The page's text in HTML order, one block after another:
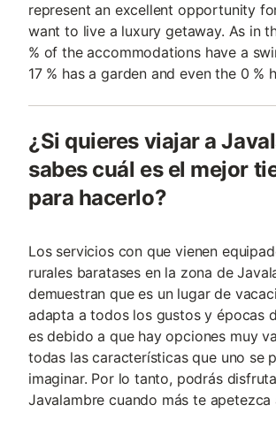
represent an excellent opportunity
want to live a luxury getaway. As in
% of the accommodations have a
17 % has a garden and even the 0 %
¿Si quieres viajar a
sabes cuál es el mejor
para hacerlo?
Los servicios con que vienen
rurales baratases en la zona de
demuestran que es un lugar de
adapta a todos los gustos y épocas
es debido a que hay opciones muy
todas las características que uno se
imaginar. Por lo tanto, podrás
Javalambre cuando más te apetezca